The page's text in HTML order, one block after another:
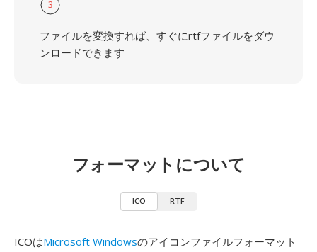
3
ファイルを変換すれば、すぐにrtfファイルをダウ
ンロードできます
フォーマットについて
ICO RTF
ICOはMicrosoft Windowsのアイコンファイルフォーマット